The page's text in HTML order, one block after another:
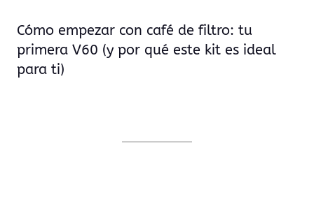
Cómo empezar con café de filtro: tu
primera V60 (y por qué este kit es ideal
para ti)